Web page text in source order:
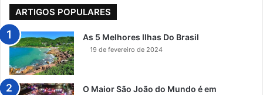
ARTIGOS POPULARES
As 5 Melhores Ilhas Do Brasil
19 de fevereiro de 2024
O Maior São João do Mundo é em